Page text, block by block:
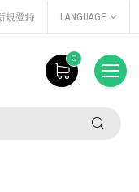
規登録 LANGUAGE
0